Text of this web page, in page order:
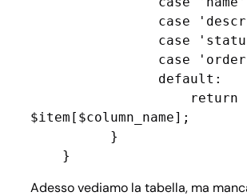
$item[$column_name];
    }
Adesso vediamo la tabella, ma